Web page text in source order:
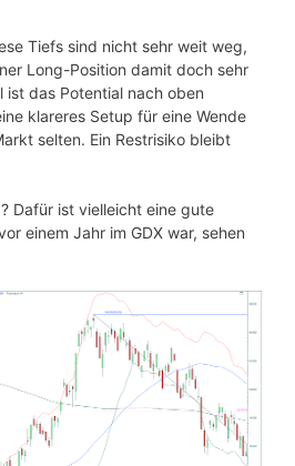
Tiefs sind nicht sehr weit weg,
Long-Position damit doch sehr
ist das Potential nach oben
klareres Setup für eine Wende
selten. Ein Restrisiko bleibt
Dafür ist vielleicht eine gute
einem Jahr im GDX war, sehen